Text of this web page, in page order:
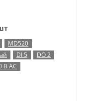
MD520
DI 5
DO 2
В AC